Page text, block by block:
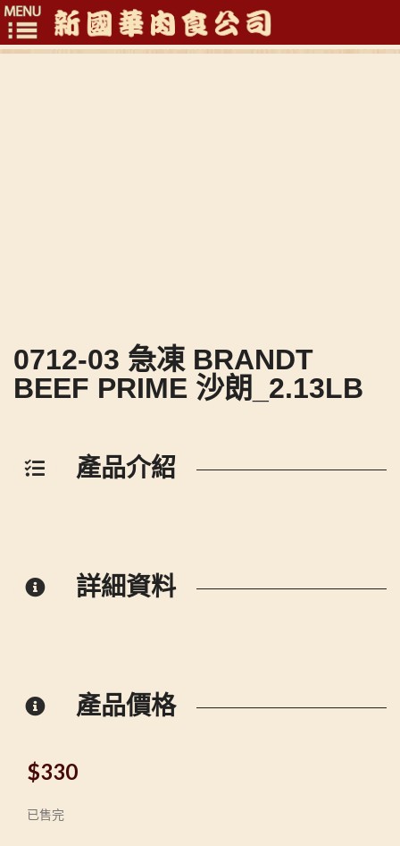
Toggle
0712-03 急凍 BRANDT
BEEF PRIME 沙朗_2.13LB
產品介紹
詳細資料
產品價格
$330
已售完